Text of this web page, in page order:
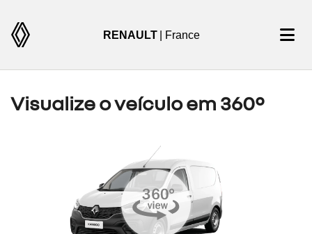
RENAULT | France
Visualize o veículo em 360°